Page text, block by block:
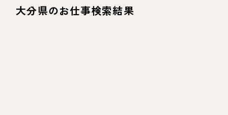
大分県のお仕事検索結果